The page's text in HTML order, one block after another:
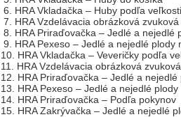
6. HRA Vkladačka – Huby podľa veľkosti
7. HRA Vzdelávacia obrázková
8. HRA Priraďovačka – Jedlé a nejedlé
9. HRA Pexeso – Jedlé a nejedlé plody
10. HRA Vkladačka – Veveričky podľa
11. HRA Vzdelávacia obrázková
12. HRA Priraďovačka – Jedlé a
13. HRA Pexeso – Jedlé a nejedlé
14. HRA Priraďovačka – Podľa pokynov
15. HRA Zakrývačka – Jedlé a nejedlé